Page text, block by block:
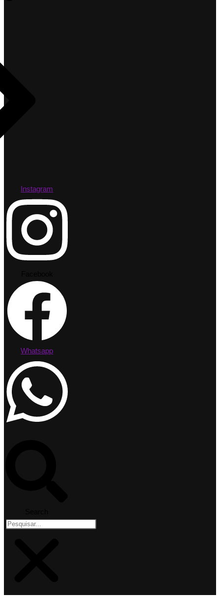
Instagram
Whatsapp